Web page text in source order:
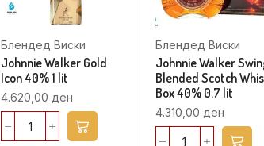
Блендед Виски
Johnnie Walker Gold
Icon 40% 1 lit
4.620,00 ден
Блендед Виски
Johnnie Walker
Blended Scotch
Box 40% 0.7 lit
4.310,00 ден